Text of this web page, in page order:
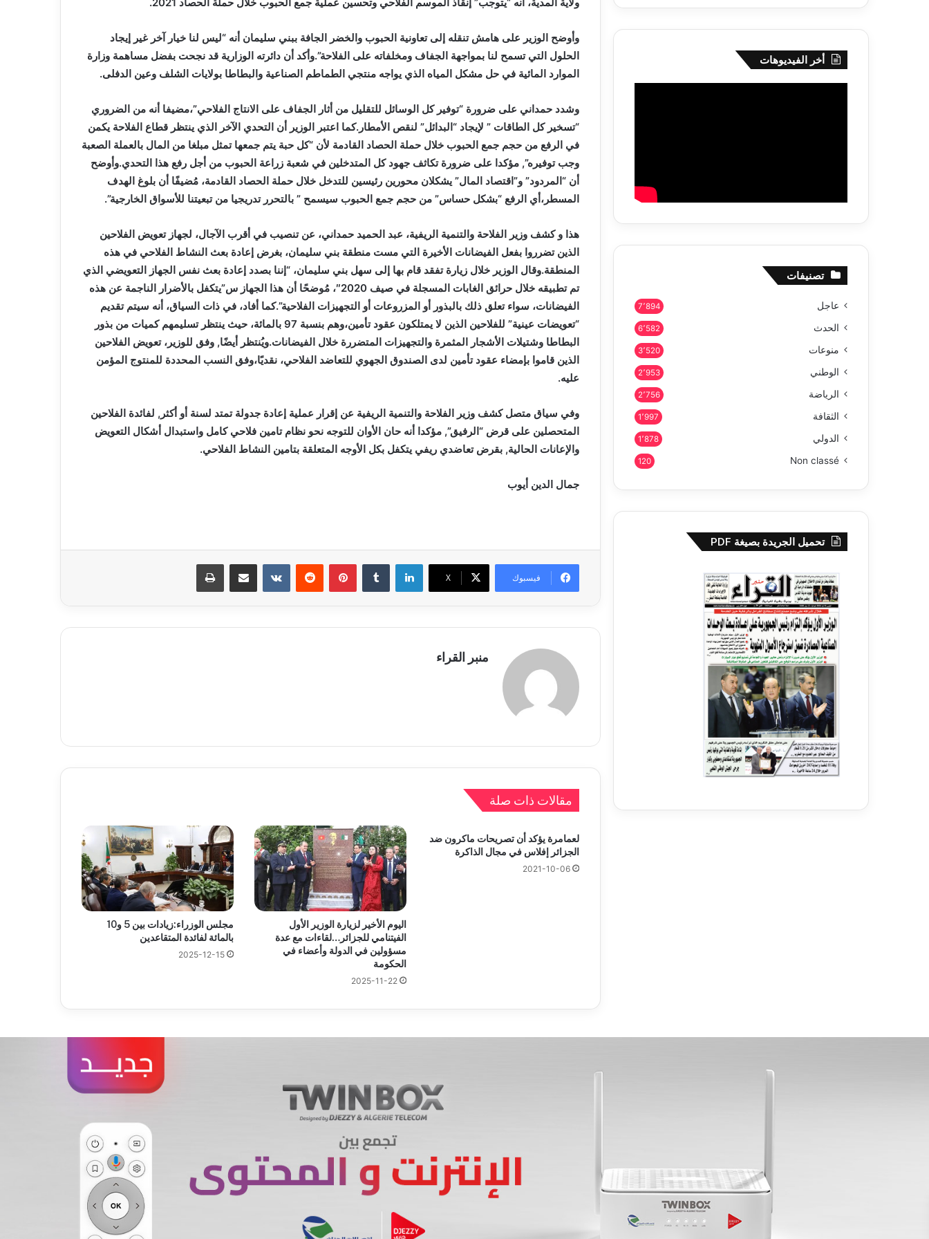
وأوضح الوزير على هامش تنقله إلى تعاونية الحبوب والخضر الجافة ببني سليمان أنه “ليس لنا خيار آخر غير إيجاد
الحلول التي تسمح لنا بمواجهة الجفاف ومخلفاته على الفلاحة”.وأكد أن دائرته الوزارية قد نجحت بفضل مساهمة وزارة
الموارد المائية في حل مشكل المياه الذي يواجه منتجي الطماطم الصناعية والبطاطا بولايات الشلف وعين الدفلى.
وشدد حمداني على ضرورة “توفير كل الوسائل للتقليل من أثار الجفاف على الانتاج الفلاحي”،مضيفا أنه من الضروري
“تسخير كل الطاقات ” لإيجاد “البدائل” لنقص الأمطار.كما اعتبر الوزير أن التحدي الآخر الذي ينتظر قطاع الفلاحة يكمن
في الرفع من حجم جمع الحبوب خلال حملة الحصاد القادمة لأن “كل حبة يتم جمعها تمثل مبلغا من المال بالعملة الصعبة
وجب توفيره”, مؤكدا على ضرورة تكاثف جهود كل المتدخلين في شعبة زراعة الحبوب من أجل رفع هذا التحدي.وأوضح
أن “المردود” و”اقتصاد المال” يشكلان محورين رئيسين للتدخل خلال حملة الحصاد القادمة، مُضيفًا أن بلوغ الهدف
المسطر،أي الرفع “بشكل حساس” من حجم جمع الحبوب سيسمح ” بالتحرر تدريجيا من تبعيتنا للأسواق الخارجية”.
هذا و كشف وزير الفلاحة والتنمية الريفية، عبد الحميد حمداني، عن تنصيب في أقرب الآجال، لجهاز تعويض الفلاحين
الذين تضرروا بفعل الفيضانات الأخيرة التي مست منطقة بني سليمان، بغرض إعادة بعث النشاط الفلاحي في هذه
المنطقة.وقال الوزير خلال زيارة تفقد قام بها إلى سهل بني سليمان، “إننا بصدد إعادة بعث نفس الجهاز التعويضي الذي
تم تطبيقه خلال حرائق الغابات المسجلة في صيف 2020″، مُوضحًا أن هذا الجهاز س”يتكفل بالأضرار الناجمة عن هذه
الفيضانات، سواء تعلق ذلك بالبذور أو المزروعات أو التجهيزات الفلاحية”.كما أفاد، في ذات السياق، أنه سيتم تقديم
“تعويضات عينية” للفلاحين الذين لا يمتلكون عقود تأمين،وهم بنسبة 97 بالمائة، حيث ينتظر تسليمهم كميات من بذور
البطاطا وشتيلات الأشجار المثمرة والتجهيزات المتضررة خلال الفيضانات.ويُنتظر أيضًا, وفق للوزير، تعويض الفلاحين
الذين قاموا بإمضاء عقود تأمين لدى الصندوق الجهوي للتعاضد الفلاحي، نقديًا،وفق النسب المحددة للمنتوج المؤمن
عليه.
وفي سياق متصل كشف وزير الفلاحة والتنمية الريفية عن إقرار عملية إعادة جدولة تمتد لسنة أو أكثر, لفائدة الفلاحين
المتحصلين على قرض “الرفيق”, مؤكدا أنه حان الأوان للتوجه نحو نظام تامين فلاحي كامل واستبدال أشكال التعويض
والإعانات الحالية, بقرض تعاضدي ريفي يتكفل بكل الأوجه المتعلقة بتامين النشاط الفلاحي.
جمال الدين أيوب
فيسبوك X
لينكدإن بينتيريست مشاركة عبر البريد
منبر القراء
مقالات ذات صلة
لعمامرة يؤكد أن تصريحات ماكرون ضد
الجزائر إفلاس في مجال الذاكرة
2021-10-06
اليوم الأخير لزيارة الوزير الأول
الفيتنامي للجزائر…لقاءات مع عدة
مسؤولين في الدولة وأعضاء في
الحكومة
2025-11-22
مجلس الوزراء:زيادات بين 5 و10
بالمائة لفائدة المتقاعدين
2025-12-15
أخر الفيديوهات
تصنيفات
عاجل 7٬894
الحدث 6٬582
منوعات 3٬520
الوطني 2٬953
الرياضة 2٬756
الثقافة 1٬997
الدولي 1٬878
Non classé
120
تحميل الجريدة بصيغة PDF